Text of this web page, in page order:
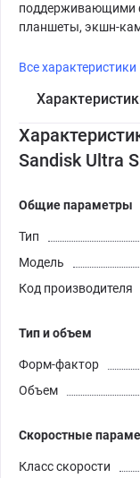
поддерживающими
планшеты, экшн-
Все характеристики
Sandisk Ultra
Общие параметры
Тип
Модель
Код производителя
Тип и объем
Форм-фактор
Объем
Скоростные
Класс скорости